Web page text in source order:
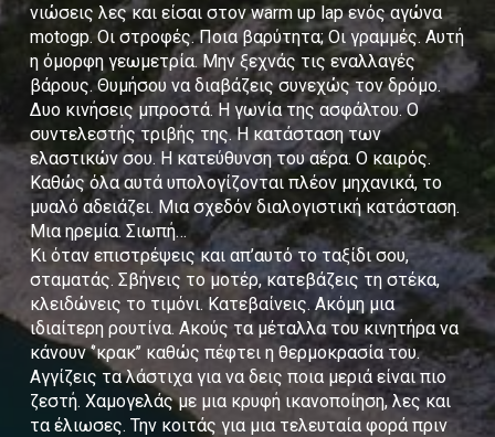
νιώσεις λες και είσαι στον warm up lap ενός αγώνα
motogp. Οι στροφές. Ποια βαρύτητα; Οι γραμμές. Αυτή
η όμορφη γεωμετρία. Μην ξεχνάς τις εναλλαγές
βάρους. Θυμήσου να διαβάζεις συνεχώς τον δρόμο.
Δυο κινήσεις μπροστά. Η γωνία της ασφάλτου. Ο
συντελεστής τριβής της. Η κατάσταση των
ελαστικών σου. Η κατεύθυνση του αέρα. Ο καιρός.
Καθώς όλα αυτά υπολογίζονται πλέον μηχανικά, το
μυαλό αδειάζει. Μια σχεδόν διαλογιστική κατάσταση.
Μια ηρεμία. Σιωπή…
Κι όταν επιστρέψεις και απ’αυτό το ταξίδι σου,
σταματάς. Σβήνεις το μοτέρ, κατεβάζεις τη στέκα,
κλειδώνεις το τιμόνι. Κατεβαίνεις. Ακόμη μια
ιδιαίτερη ρουτίνα. Ακούς τα μέταλλα του κινητήρα να
κάνουν ‘’κρακ’’ καθώς πέφτει η θερμοκρασία του.
Αγγίζεις τα λάστιχα για να δεις ποια μεριά είναι πιο
ζεστή. Χαμογελάς με μια κρυφή ικανοποίηση, λες και
τα έλιωσες. Την κοιτάς για μια τελευταία φορά πριν